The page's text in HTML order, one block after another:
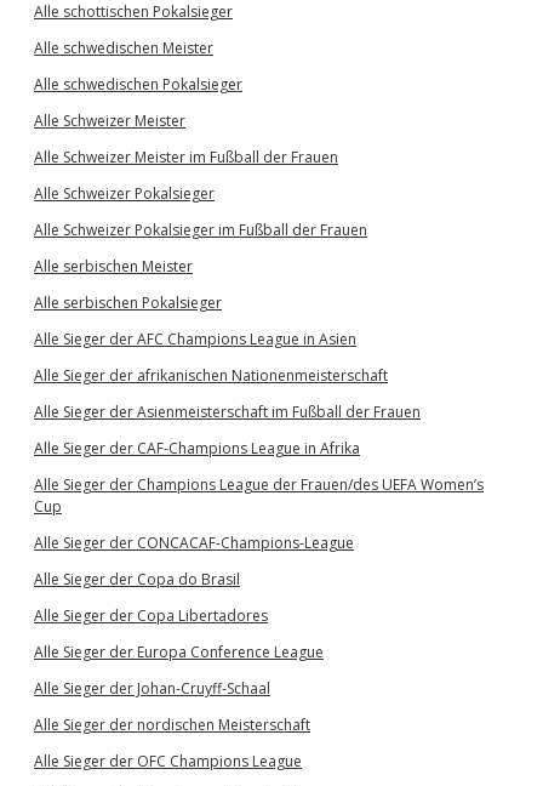
Alle schottischen Pokalsieger
Alle schwedischen Meister
Alle schwedischen Pokalsieger
Alle Schweizer Meister
Alle Schweizer Meister im Fußball der Frauen
Alle Schweizer Pokalsieger
Alle Schweizer Pokalsieger im Fußball der Frauen
Alle serbischen Meister
Alle serbischen Pokalsieger
Alle Sieger der AFC Champions League in Asien
Alle Sieger der afrikanischen Nationenmeisterschaft
Alle Sieger der Asienmeisterschaft im Fußball der Frauen
Alle Sieger der CAF-Champions League in Afrika
Alle Sieger der Champions League der Frauen/des UEFA Women’s
Cup
Alle Sieger der CONCACAF-Champions-League
Alle Sieger der Copa do Brasil
Alle Sieger der Copa Libertadores
Alle Sieger der Europa Conference League
Alle Sieger der Johan-Cruyff-Schaal
Alle Sieger der nordischen Meisterschaft
Alle Sieger der OFC Champions League